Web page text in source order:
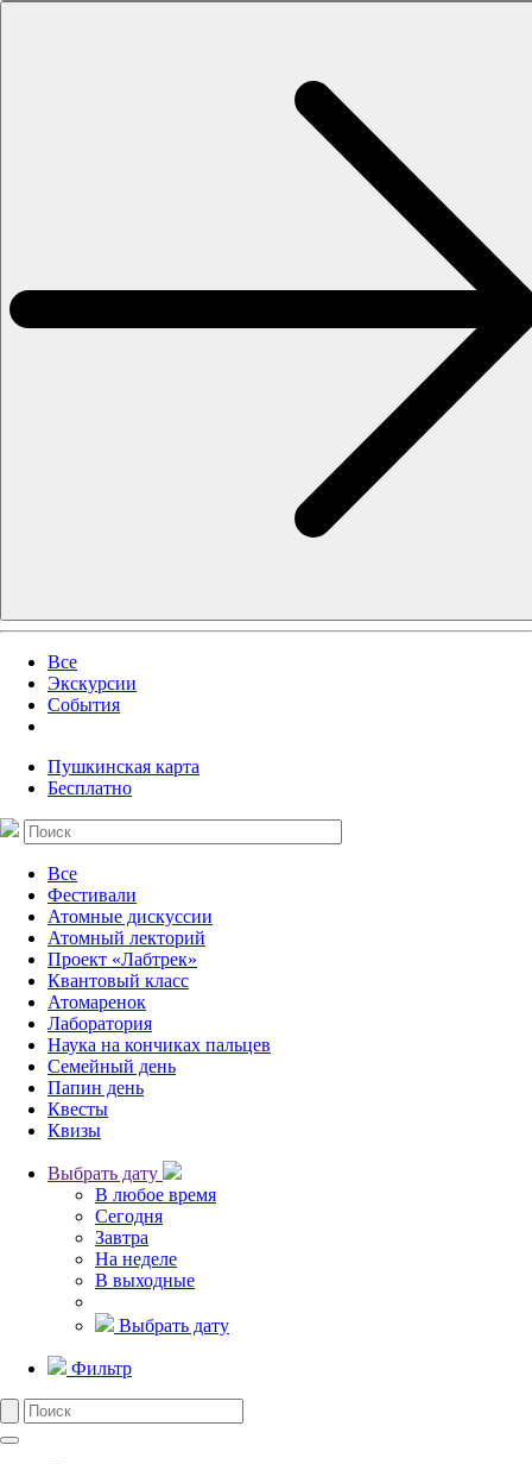
Все
Экскурсии
События
Пушкинская карта
Бесплатно
Все
Фестивали
Атомные дискуссии
Атомный лекторий
Проект «Лабтрек»
Квантовый класс
Атомаренок
Лаборатория
Наука на кончиках пальцев
Семейный день
Папин день
Квесты
Квизы
Выбрать дату
В любое время
Сегодня
Завтра
На неделе
В выходные
Выбрать дату
Фильтр